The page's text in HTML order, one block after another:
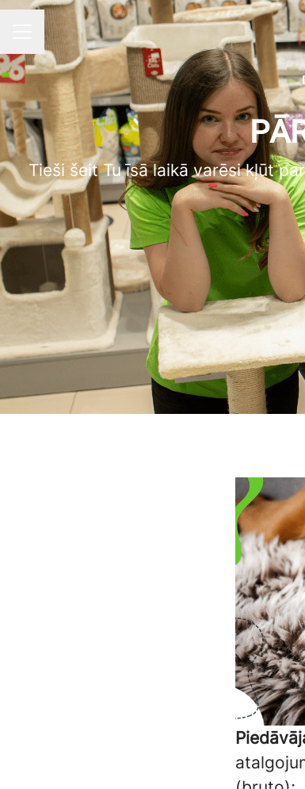
KARJERAS IZVĒLNE
Tieši šeit Tu īsā laikā varēsi kļūt